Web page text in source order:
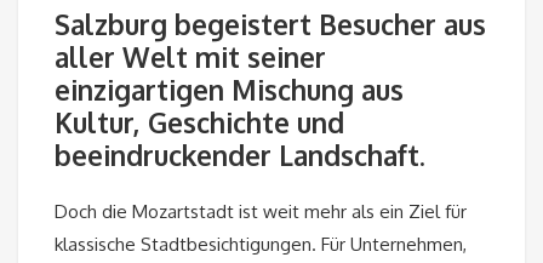
Salzburg begeistert Besucher aus
aller Welt mit seiner
einzigartigen Mischung aus
Kultur, Geschichte und
beeindruckender Landschaft.
Doch die Mozartstadt ist weit mehr als ein Ziel für
klassische Stadtbesichtigungen. Für Unternehmen,